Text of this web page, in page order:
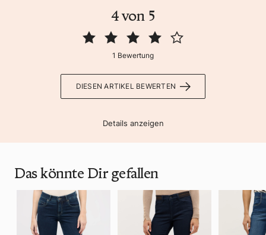
4 von 5
1 Bewertung
DIESEN ARTIKEL BEWERTEN
Details anzeigen
Das könnte Dir gefallen